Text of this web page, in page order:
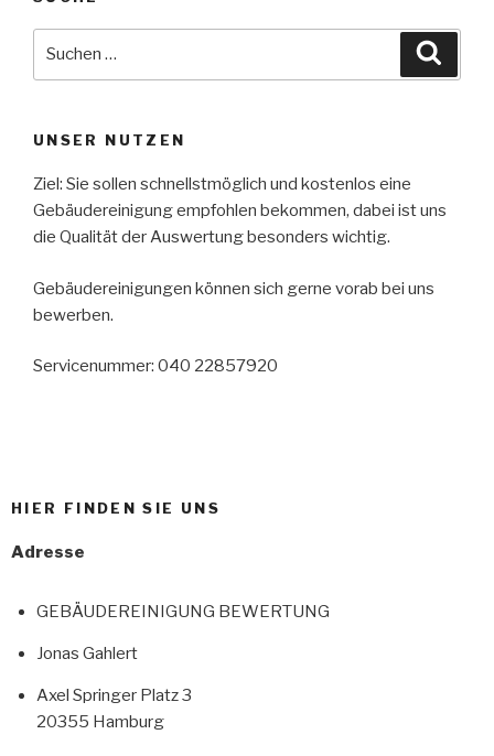
UNSER NUTZEN
Ziel: Sie sollen schnellstmöglich und kostenlos eine
Gebäudereinigung empfohlen bekommen, dabei ist uns
die Qualität der Auswertung besonders wichtig.
Gebäudereinigungen können sich gerne vorab bei uns
bewerben.
Servicenummer: 040 22857920
HIER FINDEN SIE UNS
Adresse
GEBÄUDEREINIGUNG BEWERTUNG
Jonas Gahlert
Axel Springer Platz 3
20355 Hamburg